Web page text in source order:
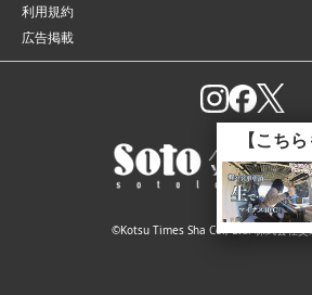
【こち
利用規約
広告掲載
©Kotsu Times Sha Co., Ltd. 株式会社交